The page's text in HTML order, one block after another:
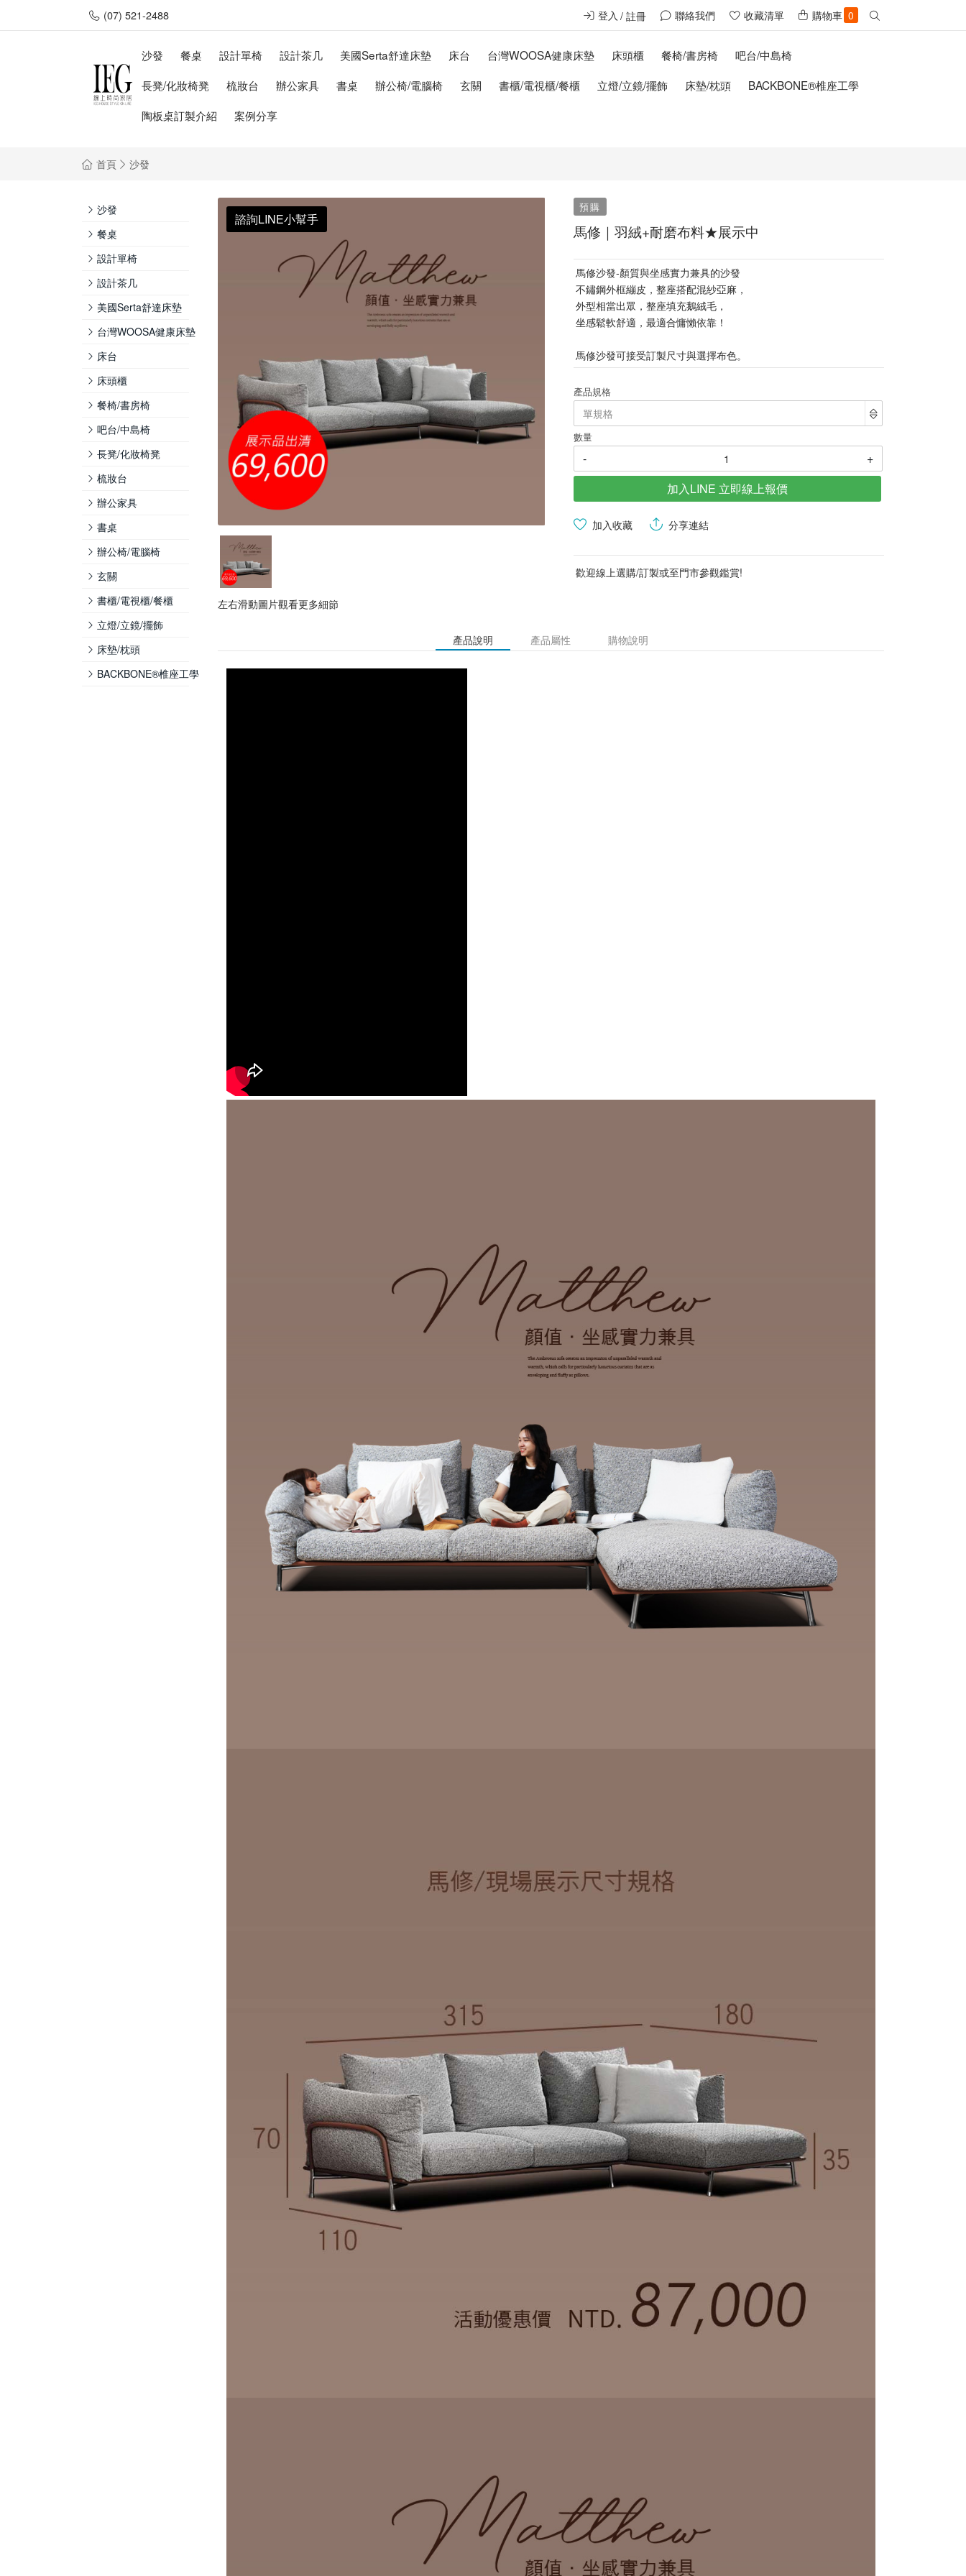
(07) 521-2488 登入 註冊 聯絡我們 收藏清單 購物車 0
沙發 餐桌 設計單椅 設計茶几 美國Serta舒達床墊 床台 台灣WOOSA健康床墊 床頭櫃 餐椅/書房椅
吧台/中島椅
長凳/化妝椅凳
梳妝台 辦公家具 書桌 辦公椅/電腦椅 玄關 書櫃/電視櫃/餐櫃 立燈/立鏡/擺飾 床墊/枕頭
BACKBONE®椎座工學
陶板桌訂製介紹
案例分享
首頁 沙發
沙發
餐桌
設計單椅
設計茶几
美國Serta舒達床墊
台灣WOOSA健康床墊
床台
床頭櫃
餐椅/書房椅
吧台/中島椅
長凳/化妝椅凳
梳妝台
辦公家具
書桌
辦公椅/電腦椅
玄關
書櫃/電視櫃/餐櫃
立燈/立鏡/擺飾
床墊/枕頭
BACKBONE®椎座工學
諮詢LINE小幫手
左右滑動圖片觀看更多細節
預購
馬修｜羽絨+耐磨布料★展示中
馬修沙發-顏質與坐感實力兼具的沙發
不鏽鋼外框繃皮，整座搭配混紗亞麻，
外型相當出眾，整座填充鵝絨毛，
坐感鬆軟舒適，最適合慵懶依靠！
馬修沙發可接受訂製尺寸與選擇布色。
產品規格
數量
-
+
加入LINE 立即線上報價
加入收藏 分享連結
歡迎線上選購/訂製或至門市參觀鑑賞!
產品說明 產品屬性 購物說明